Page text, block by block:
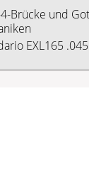
Brücke und
EXL165